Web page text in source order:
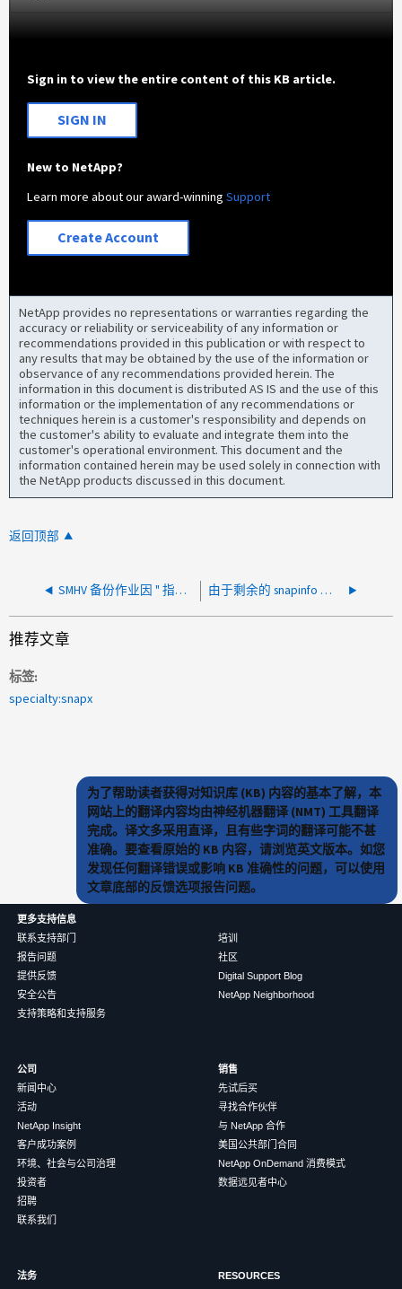
Sign in to view the entire content of this KB article.
SIGN IN
New to NetApp?
Learn more about our award-winningSupport
Create Account
NetApp provides no representations or warranties regarding the
accuracy or reliability or serviceability of any information or
recommendations provided in this publication or with respect to
any results that may be obtained by the use of the information or
observance of any recommendations provided herein. The
information in this document is distributed AS IS and the use of this
information or the implementation of any recommendations or
techniques herein is a customer's responsibility and depends on
the customer's ability to evaluate and integrate them into the
customer's operational environment. This document and the
information contained herein may be used solely in connection with
the NetApp products discussed in this document.
返回顶部
SMHV 备份作业因 " 指定虚拟机之一 " 而失败 不存在或无法联机备份 " 由于剩余的 snapinfo 文件夹数量较多，SMHV 备份耗时较长
推荐文章
标签
specialty:snapx
为了帮助读者获得对知识库 (KB) 内容的基本了解，本
网站上的翻译内容均由神经机器翻译 (NMT) 工具翻译
完成。译文多采用直译，且有些字词的翻译可能不甚
准确。要查看原始的 KB 内容，请浏览英文版本。如您
发现任何翻译错误或影响 KB 准确性的问题，可以使用
文章底部的反馈选项报告问题。
更多支持信息
联系支持部门
报告问题
提供反馈
安全公告
支持策略和支持服务
培训
社区
Digital Support Blog
NetApp Neighborhood
公司
新闻中心
活动
NetApp Insight
客户成功案例
环境、社会与公司治理
投资者
招聘
联系我们
销售
先试后买
寻找合作伙伴
与 NetApp 合作
美国公共部门合同
NetApp OnDemand 消费模式
数据远见者中心
法务
RESOURCES